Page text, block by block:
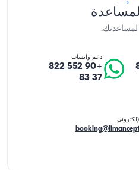
لمساعدتك.
دعم واتساب
+90 552 822
37 83